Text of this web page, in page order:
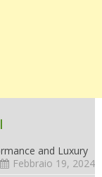
and Luxury
Febbraio 19, 2024